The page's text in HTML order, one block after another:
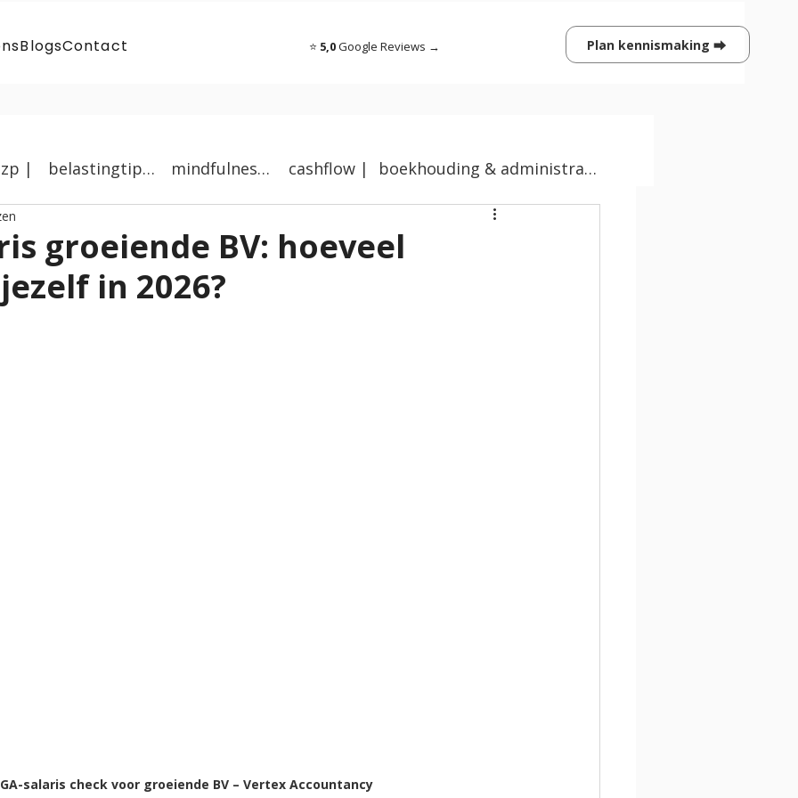
⭐ 5,0Google Reviews → Plan kennismaking ⮕
BlogsContact
groeiende BV: hoeveel
in 2026?
salaris check voor groeiende BV – Vertex Accountancy
| belastingtips | mindfulness | cashflow | boekhouding & administratie